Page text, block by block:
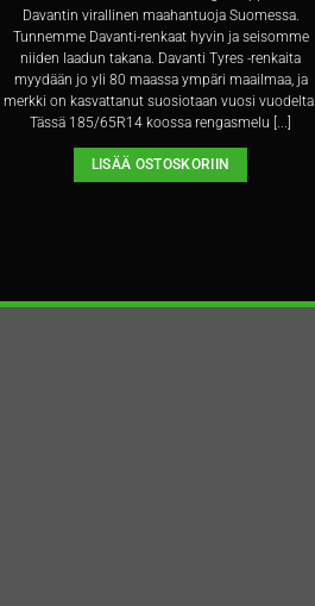
Davantin virallinen maahantuoja Suomessa.
Tunnemme Davanti-renkaat hyvin ja seisomme
niiden laadun takana. Davanti Tyres -renkaita
myydään jo yli 80 maassa ympäri maailmaa, ja
merkki on kasvattanut suosiotaan vuosi vuodelta.
Tässä 185/65R14 koossa rengasmelu [...]
LISÄÄ OSTOSKORIIN